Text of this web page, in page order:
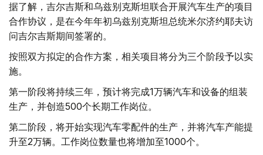
据了解，吉尔吉斯和乌兹别克斯坦联合开展汽车生产的项目
合作协议，是在今年年初乌兹别克斯坦总统米尔济约耶夫访
问吉尔吉斯期间签署的。
按照双方拟定的合作方案，相关项目将分为三个阶段予以实
施。
第一阶段将持续三年，预计将完成1万辆汽车和设备的组装
生产，并创造500个长期工作岗位。
第二阶段，将开始实现汽车零配件的生产，并将汽车产能提
升至2万辆。工作岗位数量也将增加至1000个。